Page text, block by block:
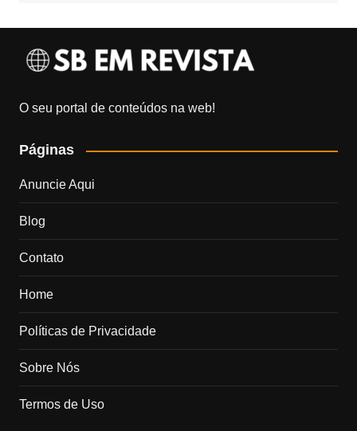
O seu portal de conteúdos na web!
Páginas
Anuncie Aqui
Blog
Contato
Home
Políticas de Privacidade
Sobre Nós
Termos de Uso